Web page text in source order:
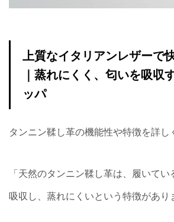
上質なイタリアンレザーで
｜蒸れにくく、匂いを吸収
ッパ
タンニン鞣し革の機能性や特徴を詳し
「天然のタンニン鞣し革は、履いて
吸収し、蒸れにくいという特徴があり